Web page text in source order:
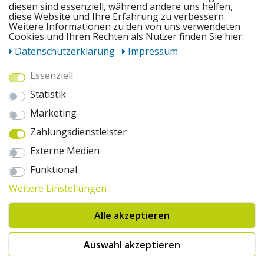
UNSERE ANGEBOTE
WIR VERSENDEN MIT
AUSZEICHNUNGEN & SICHERHEIT
© 2026 pentagonsports.de
Pentagon Sports GmbH & Co. KG
Daten­schutz­erklärung
Hinweise zur Batterieentsorgung
Cookie-Einstellungen ändern
Erklärung zur Barrierefreiheit
* Alle Preise inkl. gesetzlicher Mehrwertsteuer zuzüglich Versandkosten. Die
durchgestrichenen Preise entsprechen der UVP des Herstellers. 1nur bei
diesen sind essenziell, während andere uns helfen,
diese Website und Ihre Erfahrung zu verbessern.
Weitere Informationen zu den von uns verwendeten
Cookies und Ihren Rechten als Nutzer finden Sie hier:
Daten­schutz­erklärung
Impressum
Essenziell
Statistik
Marketing
Zahlungsdienstleister
Externe Medien
Funktional
Weitere Einstellungen
Alle akzeptieren
Auswahl akzeptieren